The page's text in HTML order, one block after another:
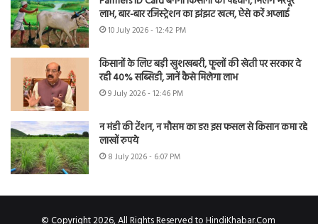
लाभ, बार-बार रजिस्ट्रेशन का झंझट खत्म, ऐसे करें अप्लाई
10 July 2026 - 12:42 PM
किसानों के लिए बड़ी खुशखबरी, फूलों की खेती पर सरकार दे
रही 40% सब्सिडी, जानें कैसे मिलेगा लाभ
9 July 2026 - 12:46 PM
न मंडी की टेंशन, न मौसम का डर! इस फसल से किसान कमा रहे
लाखों रुपये
8 July 2026 - 6:07 PM
© Copyright 2026, All Rights Reserved to HindiKhabar.Com